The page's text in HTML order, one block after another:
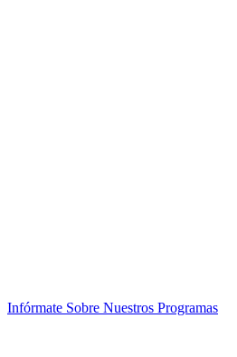
Infórmate Sobre Nuestros Programas